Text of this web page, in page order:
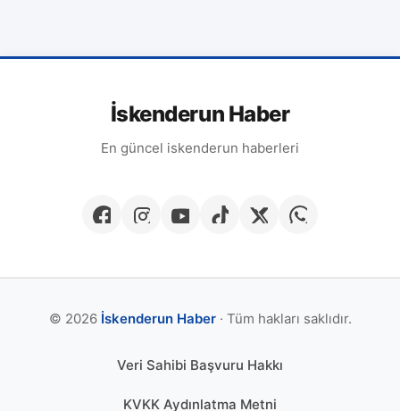
İskenderun Haber
En güncel iskenderun haberleri
© 2026 İskenderun Haber· Tüm hakları saklıdır.
Veri Sahibi Başvuru Hakkı
KVKK Aydınlatma Metni